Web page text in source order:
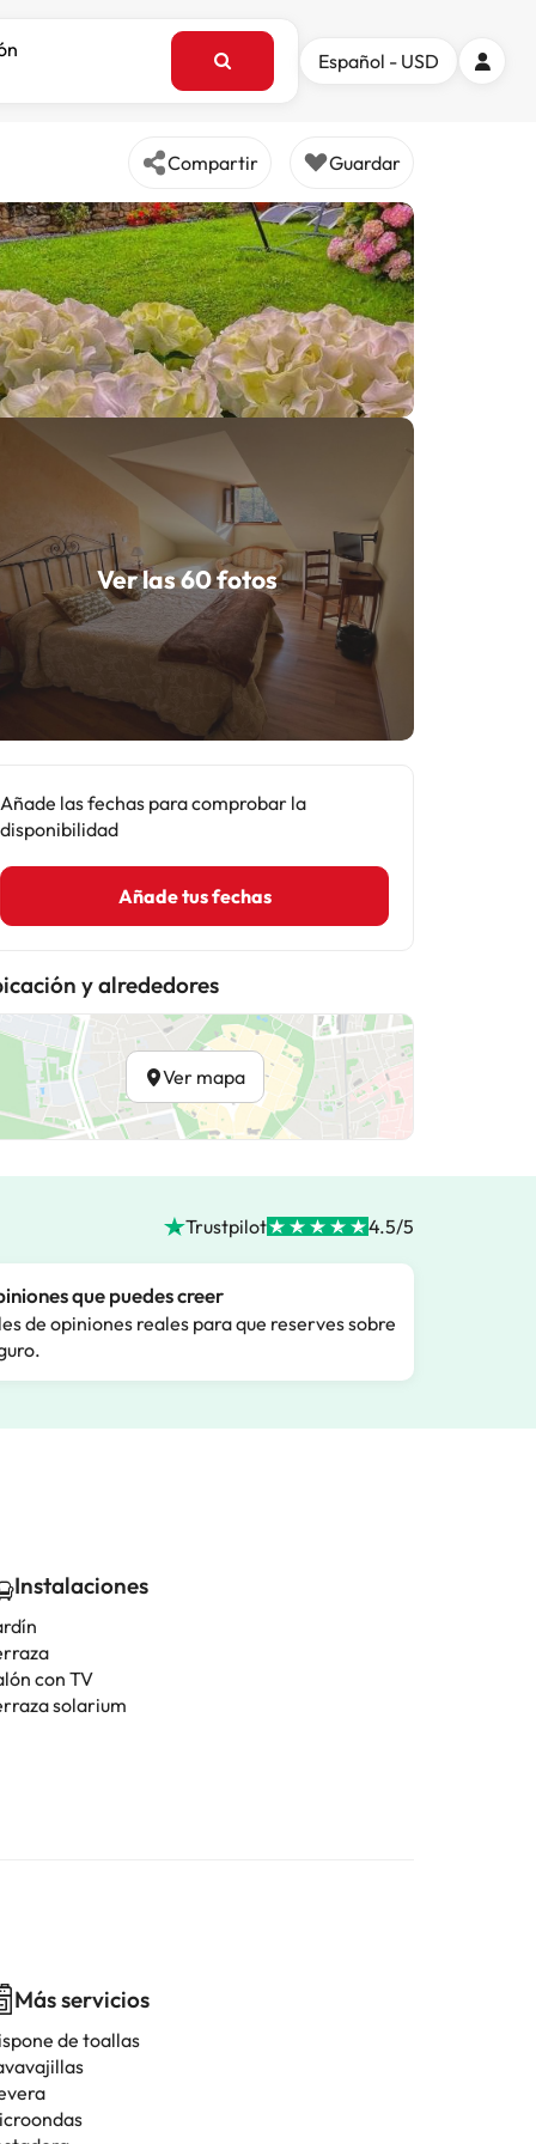
Español - USD
Compartir Guardar
Ver las 60 fotos
Añade las fechas para comprobar la
disponibilidad
Añade tus fechas
y alrededores
Ver mapa
Trustpilot 4.5/5
que puedes creer
de opiniones reales para que reserves sobre
Instalaciones
con TV
solarium
Más servicios
de toallas